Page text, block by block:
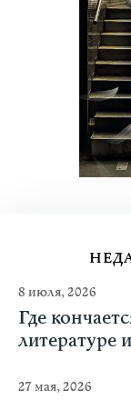
8 июля, 2026
Где
литературе
27 мая, 2026